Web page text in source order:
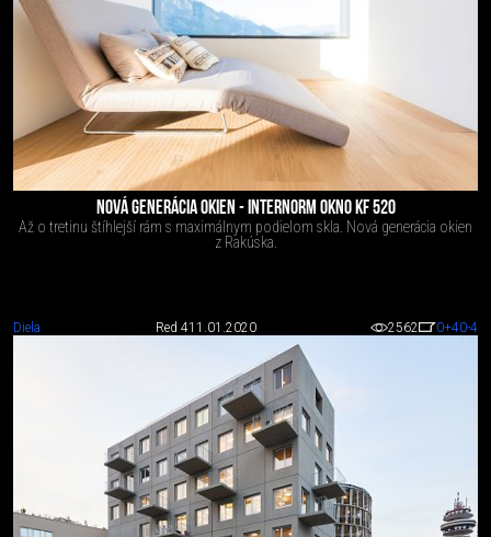
NOVÁ GENERÁCIA OKIEN - INTERNORM OKNO KF 520
Až o tretinu štíhlejší rám s maximálnym podielom skla. Nová generácia okien
z Rakúska.
Diela Red 411.01.2020 2562 0+40-4